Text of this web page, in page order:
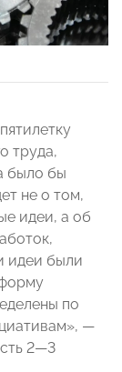
труда,
было бы
не о том,
идеи, а об
идеи были
по
—
2—3